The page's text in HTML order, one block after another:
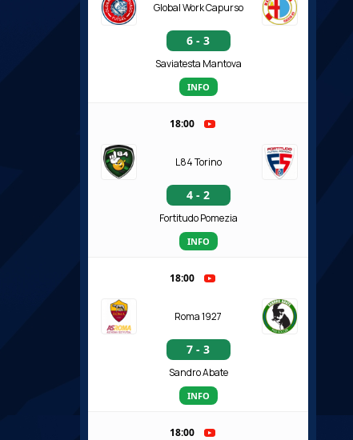
Global Work Capurso
6 - 3
Saviatesta Mantova
INFO
18:00
L84 Torino
4 - 2
Fortitudo Pomezia
INFO
18:00
Roma 1927
7 - 3
Sandro Abate
INFO
18:00